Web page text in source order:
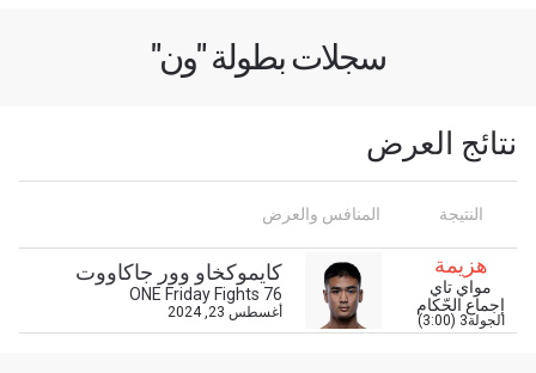
سجلات بطولة "ون"
نتائج العرض
النتيجة المنافس والعرض
هزيمة
مواي تاي
إجماع الحّكام
الجولة3 (3:00)
كايموكخاو وور جاكاووت
ONE Friday Fights 76
أغسطس 23, 2024 المنافس
ابق على اطّلاع
خذ بطولة "ون" معك أينما ذهبت! اشترك الآن للوصول
أفضل المقاعد لعروضنا الحية.
البريد الإلكتروني